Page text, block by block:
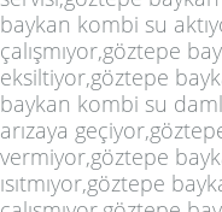
baykan kombi su
çalışmıyor,göztepe
eksiltiyor,göztepe
baykan kombi su
arızaya
vermiyor,göztepe
ısıtmıyor,göztepe